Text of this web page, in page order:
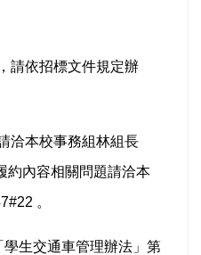
請依招標文件規定辦
洽本校事務組林組長
約內容相關問題請洽本
。
生交通車管理辦法」第